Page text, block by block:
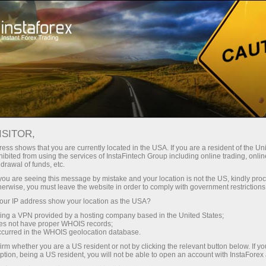
انسٹا فاریکس کے ساتھ، آپ
حاصل کرتے ہیں: 1:5000 تک کا فائدہ،
مارکیٹ میں کچھ بہترین اسپریڈز اور
کمیشنز، اور ٹریڈنگ اسٹاک اور انڈیکس
کے لیے فائدہ مند حالات۔
مختصر
30% بونس
ہر ڈیپازٹ پر
رفتار
تجارت اور ہائی ویز پر
shows that you are currently located in the USA. If you are a resident of the
from using the services of InstaFintech Group including online trading,
of funds, etc.
are seeing this message by mistake and your location is not the US, kindly
you must leave the website in order to comply with government
IP address show your location as the USA?
a VPN provided by a hosting company based in the United States;
not have proper WHOIS records;
in the WHOIS geolocation database.
whether you are a US resident or not by clicking the relevant button below. If
being a US resident, you will not be able to open an account with InstaForex